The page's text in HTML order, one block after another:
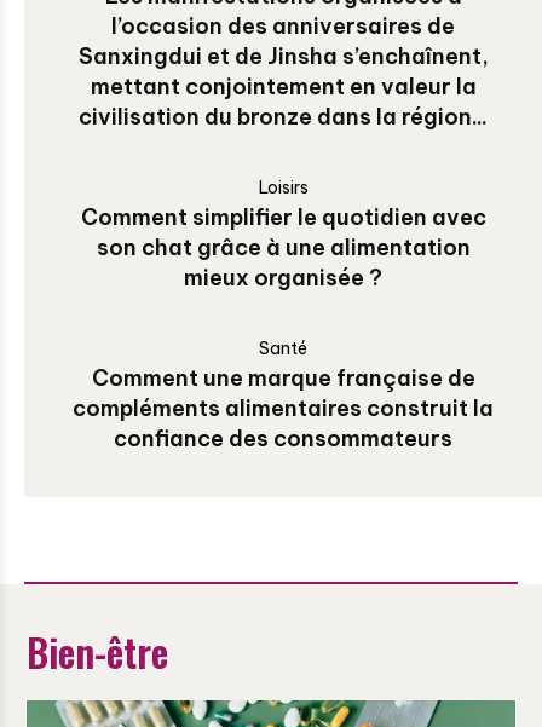
l’occasion des anniversaires de
Sanxingdui et de Jinsha s’enchaînent,
mettant conjointement en valeur la
civilisation du bronze dans la région...
Loisirs
Comment simplifier le quotidien avec
son chat grâce à une alimentation
mieux organisée ?
Santé
Comment une marque française de
compléments alimentaires construit la
confiance des consommateurs
Bien-être